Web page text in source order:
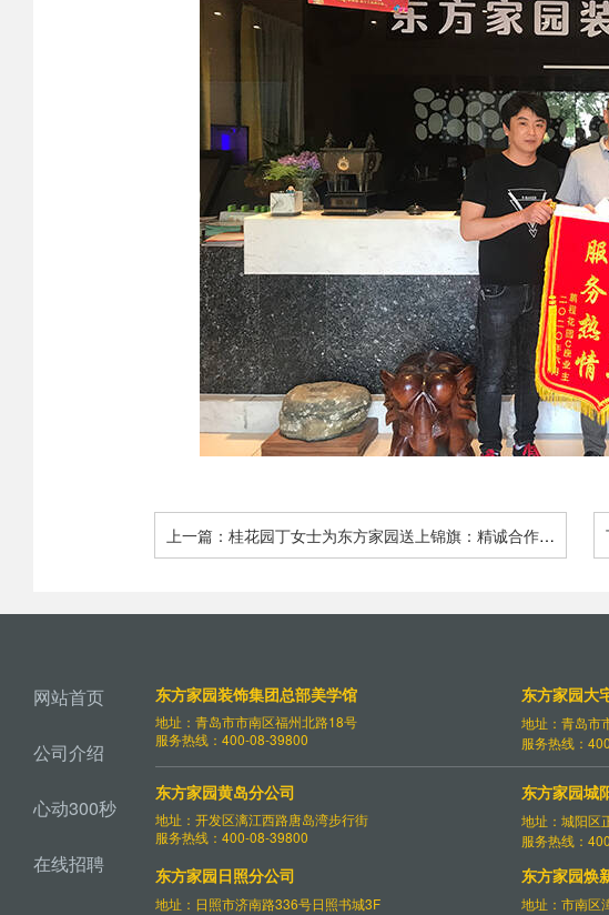
上一篇：桂花园丁女士为东方家园送上锦旗：精诚合作
网站首页
公司介绍
心动300秒
在线招聘
东方家园装饰集团总部美学馆
地址：青岛市市南区福州北路18号
服务热线：400-08-39800
东方家园大
地址：青岛市
服务热线：
东方家园黄岛分公司
地址：开发区漓江西路唐岛湾步行街
服务热线：400-08-39800
东方家园城
地址：城阳区
服务热线：
东方家园日照分公司
地址：日照市济南路336号日照书城3F
东方家园焕
地址：市南区